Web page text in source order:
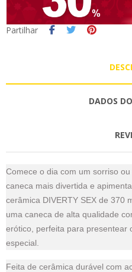
Partilhar
DADOS
Comece o dia com um sorriso
caneca mais divertida e
cerâmica DIVERTY SEX de 370
uma caneca de alta qualidade
erótico, perfeita para presentear
especial.
Feita de cerâmica durável com